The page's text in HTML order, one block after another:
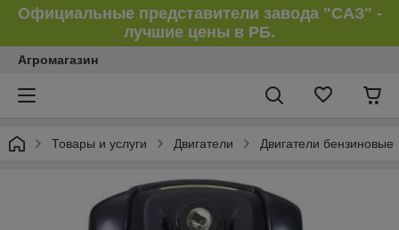
Официальные представители завода "САЗ" -
лучшие цены в РБ.
Агромагазин
Товары и услуги Двигатели Двигатели бензиновые